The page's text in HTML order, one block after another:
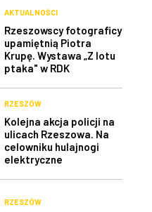
AKTUALNOŚCI
Rzeszowscy fotograficy
upamiętnią Piotra
Krupę. Wystawa „Z lotu
ptaka" w RDK
RZESZÓW
Kolejna akcja policji na
ulicach Rzeszowa. Na
celowniku hulajnogi
elektryczne
RZESZÓW